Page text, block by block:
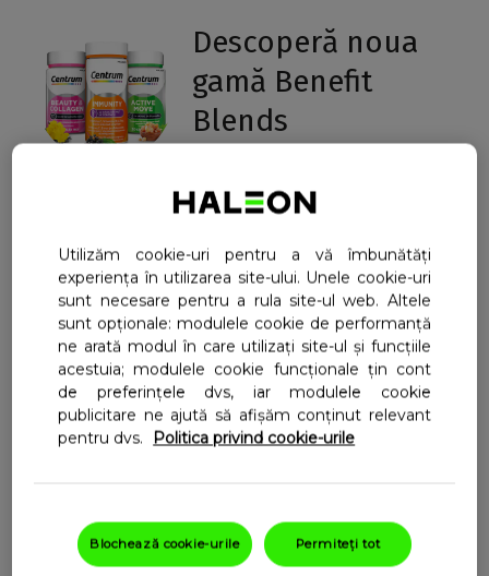
Descoperă noua
gamă Benefit
Blends
Centrum, concepute pentru
nevoile specifice corpului tău.
Află mai multe
Află ce produs se
potrivește
nevoilor tale
tine?
Alege formula potrivită
Utilizăm cookie-uri pentru a vă îmbunătăți
experiența în utilizarea site-ului. Unele cookie-uri
sunt necesare pentru a rula site-ul web. Altele
sunt opționale: modulele cookie de performanță
ne arată modul în care utilizați site-ul și funcțiile
acestuia; modulele cookie funcționale țin cont
de preferințele dvs, iar modulele cookie
publicitare ne ajută să afișăm conținut relevant
pentru dvs.
Politica privind cookie-urile
Blochează cookie-urile Permiteți tot